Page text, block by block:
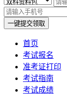
一键提交领取
首页
考试报名
准考证打印
考试指南
考试成绩